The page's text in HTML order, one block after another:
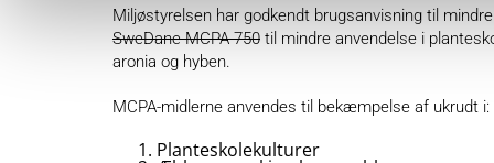
Miljøstyrelsen har godkendt brugsanvisning til
SweDane MCPA 750 til mindre anvendelse i
aronia og hyben.
MCPA-midlerne anvendes til bekæmpelse af ukrudt i:
Planteskolekulturer